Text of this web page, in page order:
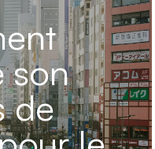
son
de